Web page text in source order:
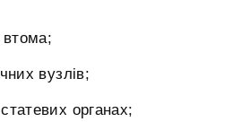
вузлів;
органах;